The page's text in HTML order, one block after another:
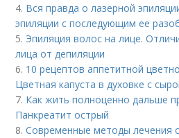
4. Вся правда о лазерной
эпиляции с последующим ее
5. Эпиляция волос на лице.
лица от депиляции
6. 10 рецептов аппетитной
Цветная капуста в духовке с
7. Как жить полноценно дальше
Панкреатит острый
8.Современные методы лечения